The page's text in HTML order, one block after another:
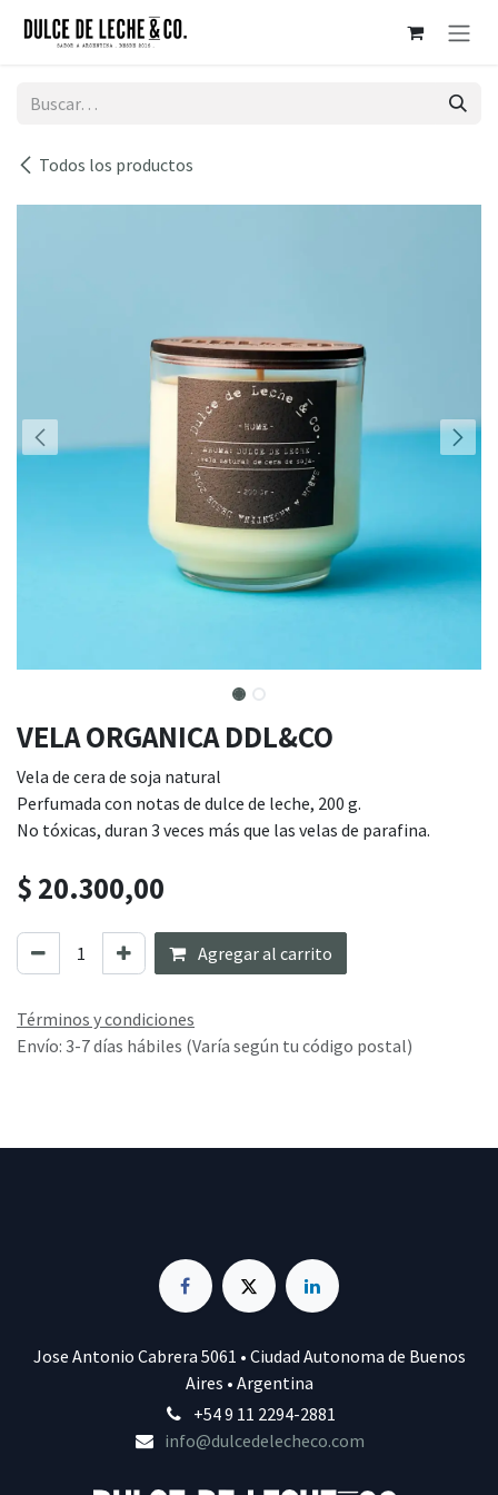
Todos los productos
VELA ORGANICA DDL&CO
Vela de cera de soja natural
Perfumada con notas de dulce de leche, 200 g.
No tóxicas, duran 3 veces más que las velas de parafina.
$20.300,00
Agregar al carrito
Términos y condiciones
Envío: 3-7 días hábiles (Varía según tu código postal)
Jose Antonio Cabrera 5061 • Ciudad Autonoma de Buenos
Aires • Argentina
+54 9 11 2294-2881
info@dulcedelecheco.com